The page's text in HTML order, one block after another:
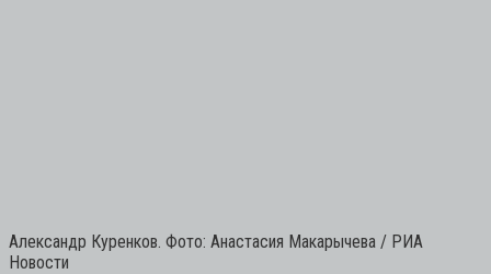
Александр Куренков. Фото: Анастасия Макарычева / РИА
Новости